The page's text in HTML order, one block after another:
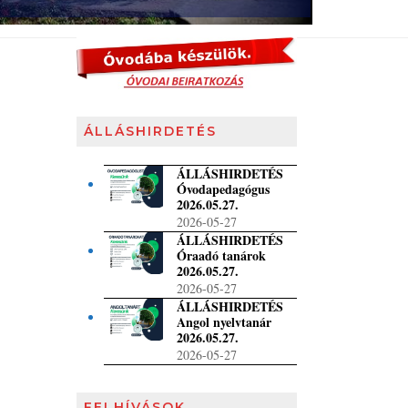
ÁLLÁSHIRDETÉS
ÁLLÁSHIRDETÉS
Óvodapedagógus
2026.05.27.
2026-05-27
ÁLLÁSHIRDETÉS
Óraadó tanárok
2026.05.27.
2026-05-27
ÁLLÁSHIRDETÉS
Angol nyelvtanár
2026.05.27.
2026-05-27